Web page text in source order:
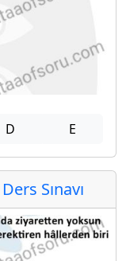
D E
Sınavı